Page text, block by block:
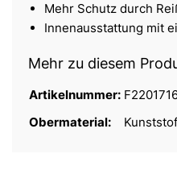
Mehr Schutz durch
Innenausstattung mit
Mehr zu diesem
Artikelnummer:
Obermaterial: